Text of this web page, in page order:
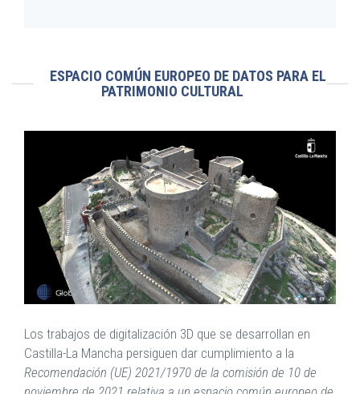
ESPACIO COMÚN EUROPEO DE DATOS PARA EL
PATRIMONIO CULTURAL
Los trabajos de digitalización 3D que se desarrollan en
Castilla-La Mancha persiguen dar cumplimiento a la
Recomendación (UE) 2021/1970 de la comisión de 10 de